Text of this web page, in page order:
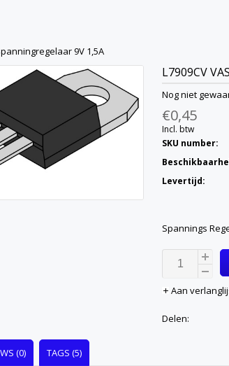
9V 1,5A
L7909CV
Nog niet
€0,45
Incl. btw
SKU number:
Levertijd:
Spannings
Aan
Delen:
(0) TAGS (5)